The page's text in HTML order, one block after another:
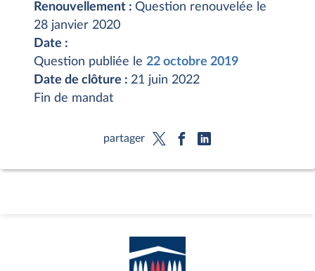
Renouvellement : Question renouvelée le
28 janvier 2020
Date :
Question publiée le 22 octobre 2019
Date de clôture : 21 juin 2022
Fin de mandat
partager